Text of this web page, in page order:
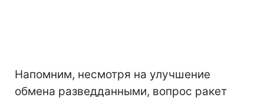
Напомним, несмотря на улучшение
обмена разведданными, вопрос ракет